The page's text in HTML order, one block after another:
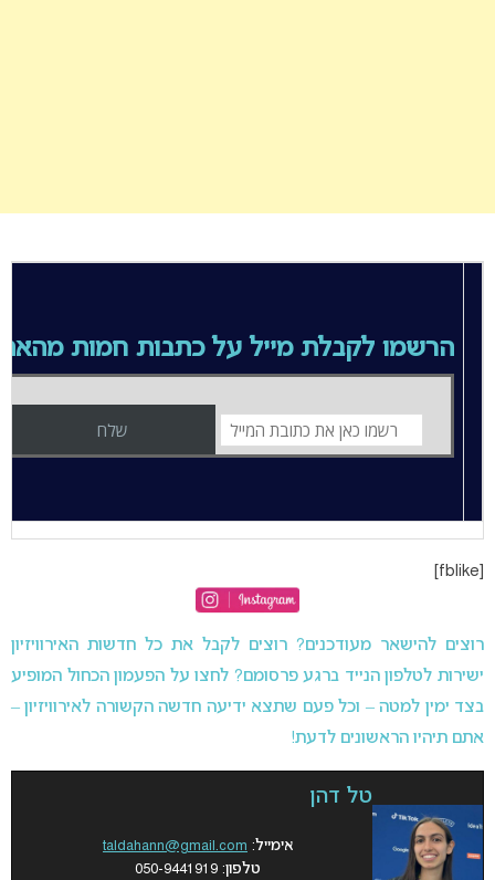
הרשמו לקבלת מייל על כתבות חמות
רוצים להישאר מעודכנים? רוצים לקבל את כל חדשות האירוויזיון
ישירות לטלפון הנייד ברגע פרסומם? לחצו על הפעמון הכחול המופיע
בצד ימין למטה – וכל פעם שתצא ידיעה חדשה הקשורה לאירוויזיון –
אתם תיהיו הראשונים לדעת!
טל דהן
אימייל: taldahann@gmail.com
טלפון: 050-9441919